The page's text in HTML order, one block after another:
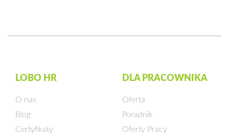
LOBO HR
O nas
Blog
Certyfikaty
DLA PRACOWNIKA
Oferta
Poradnik
Oferty Pracy